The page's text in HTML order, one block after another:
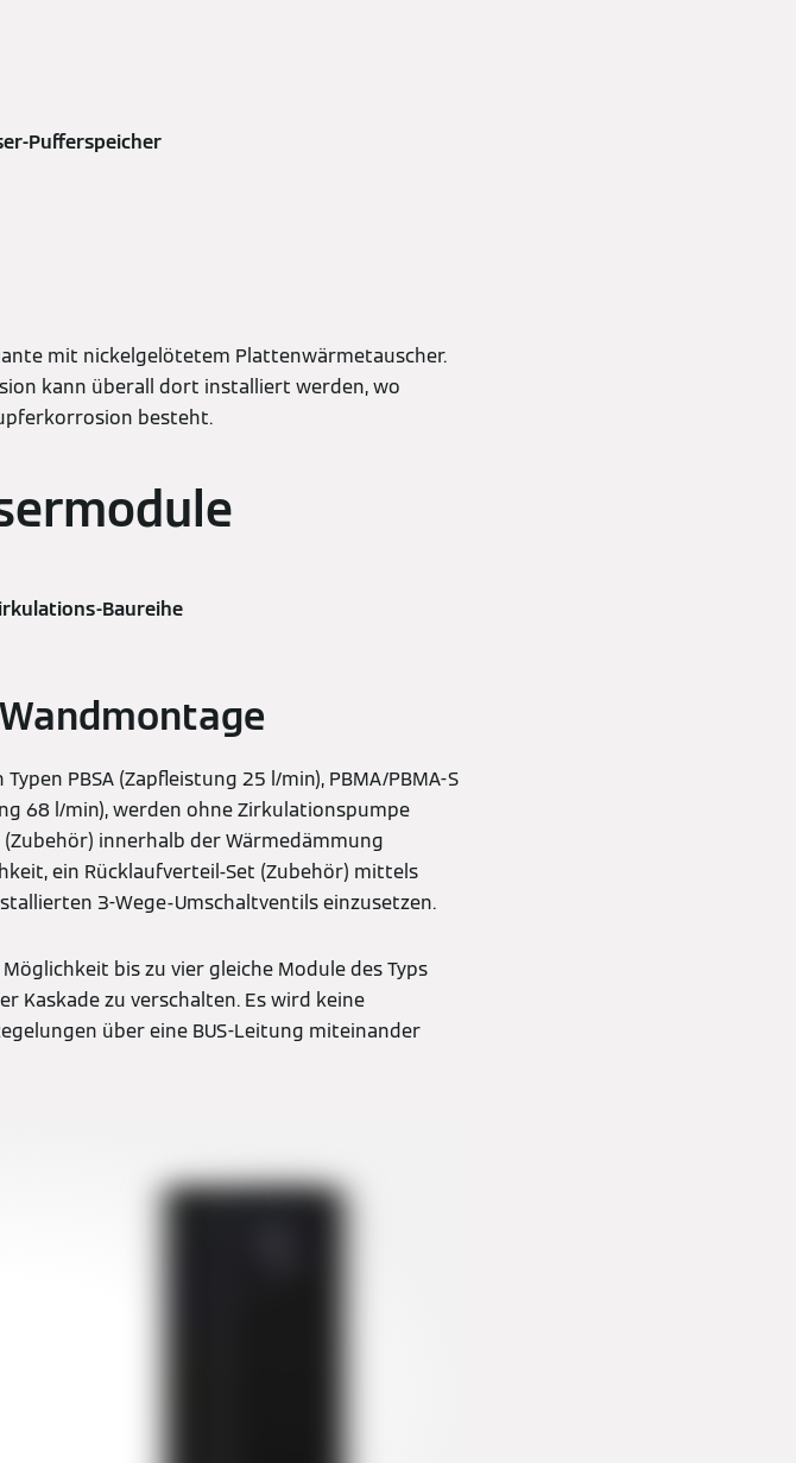
Pufferspeicher
mit nickelgelötetem Plattenwärmetauscher.
kann überall dort installiert werden, wo
besteht.
Baureihe
PBSA (Zapfleistung 25 l/min), PBMA/PBMA-S
68 l/min), werden ohne Zirkulationspumpe
innerhalb der Wärmedämmung
ein Rücklaufverteil-Set (Zubehör) mittels
3-Wege-Umschaltventils einzusetzen.
bis zu vier gleiche Module des Typs
Kaskade zu verschalten. Es wird keine
über eine BUS-Leitung miteinander